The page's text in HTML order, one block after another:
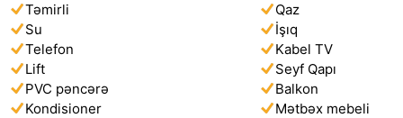
Təmirli
Qaz
Su
İşıq
Telefon
Kabel TV
Lift
Seyf Qapı
PVC pəncərə
Balkon
Kondisioner
Mətbəx mebeli